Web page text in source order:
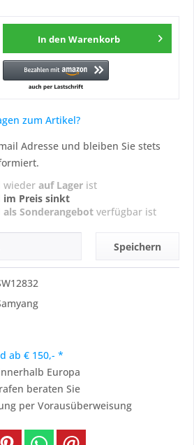
In den Warenkorb
zum Artikel?
Adresse und bleiben Sie stets
wieder auf Lager ist
im Preis sinkt
als Sonderangebot verfügbar ist
Speichern
ab € 150,- *
Europa
beraten Sie
per Vorausüberweisung